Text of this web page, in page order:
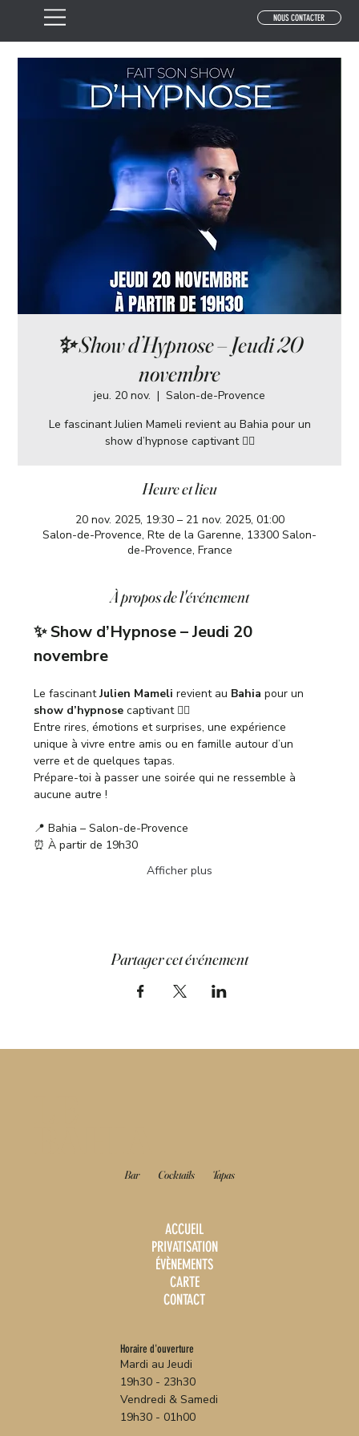
NOUS CONTACTER
✨ Show d’Hypnose – Jeudi 20
novembre
jeu. 20 nov.
  |
Salon-de-Provence
Le fascinant Julien Mameli revient au Bahia pour un
show d’hypnose captivant 😮‍💨
Heure et lieu
20 nov. 2025, 19:30 – 21 nov. 2025, 01:00
Salon-de-Provence, Rte de la Garenne, 13300 Salon-
de-Provence, France
À propos de l'événement
✨ Show d’Hypnose – Jeudi 20
novembre
Le fascinant Julien Mameli revient au Bahia pour un
show d’hypnose captivant 😮‍💨
Entre rires, émotions et surprises, une expérience
unique à vivre entre amis ou en famille autour d’un
verre et de quelques tapas.
Prépare-toi à passer une soirée qui ne ressemble à
aucune autre !
📍 Bahia – Salon-de-Provence
⏰ À partir de 19h30
Afficher plus
Partager cet événement
Bar Cocktails Tapas
ACCUEIL
PRIVATISATION
ÉVÈNEMENTS
CARTE
CONTACT
Horaire d'ouverture
Mardi au Jeudi
19h30 - 23h30
Vendredi & Samedi
19h30 - 01h00